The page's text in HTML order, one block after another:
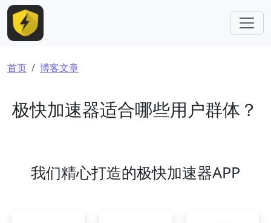
跳转到主要内容
面包屑
首页 博客文章
极快加速器适合哪些用户群体？
我们精心打造的极快加速器APP